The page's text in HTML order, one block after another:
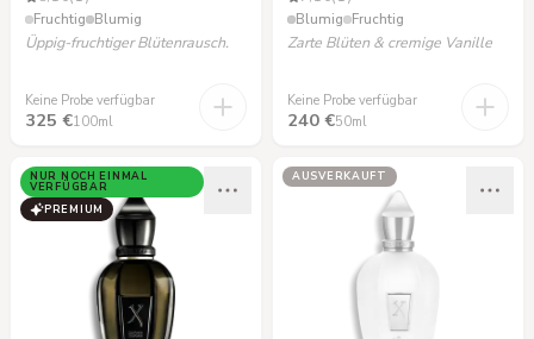
Fruchtig Blumig
Üppig-fruchtiger Blütenrausch.
Keine Probe verfügbar
325 €100ml
Blumig Fruchtig
Zarte Blüten & cremige Vanille
Keine Probe verfügbar
240 €50ml
NUR NOCH EINMAL
VERFÜGBAR
PREMIUM
AUSVERKAUFT